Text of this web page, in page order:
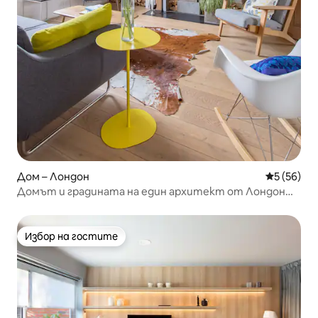
Дом – Лондон Средна
5 (56)
Домът и градината на един архитект от Лондон
Избор на гостите
Избор на гостите